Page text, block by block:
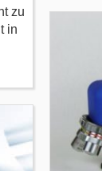
zu
in